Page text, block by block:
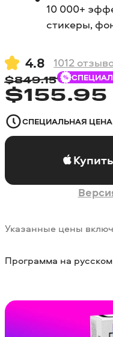
10 000+
стикеры,
4.8 1012
$849.15
$155.95
СПЕЦИАЛЬНАЯ
Указанные цены
Программа на